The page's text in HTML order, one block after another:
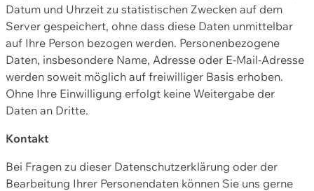
Datum und Uhrzeit zu statistischen Zwecken auf dem
Server gespeichert, ohne dass diese Daten unmittelbar
auf Ihre Person bezogen werden. Personenbezogene
Daten, insbesondere Name, Adresse oder E-Mail-Adresse
werden soweit möglich auf freiwilliger Basis erhoben.
Ohne Ihre Einwilligung erfolgt keine Weitergabe der
Daten an Dritte.
Kontakt
Bei Fragen zu dieser Datenschutzerklärung oder der
Bearbeitung Ihrer Personendaten können Sie uns gerne